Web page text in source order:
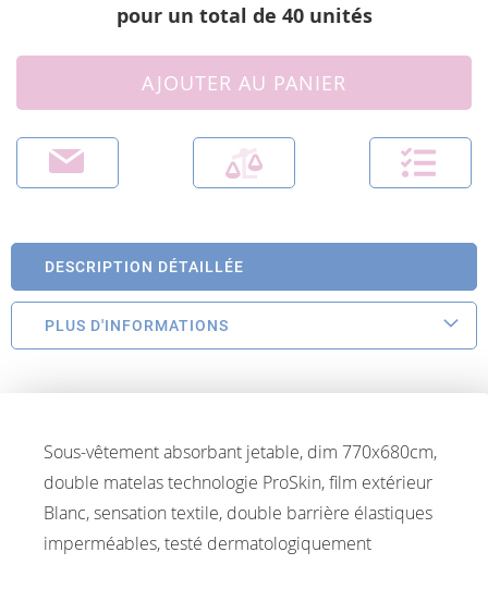
pour un total de 40unités
AJOUTER AU PANIER
DESCRIPTION DÉTAILLÉE
PLUS D'INFORMATIONS
Sous-vêtement absorbant jetable, dim 770x680cm,
double matelas technologie ProSkin, film extérieur
Blanc, sensation textile, double barrière élastiques
imperméables, testé dermatologiquement